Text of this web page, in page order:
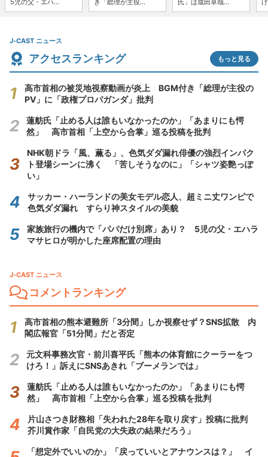
5児の父・エハ...
き「総理が主役...
氏」は成田卓哉...
J-CAST ニュース
アクセスランキング もっと見る
高市首相の被災地視察動画が炎上 BGM付き「総理が主役の
PV」に「政権プロパガンダ」批判
蓮舫氏「止める人は誰もいなかったのか」「あまりにも愕
然」 高市首相「上空から合掌」巡る投稿を批判
NHK朝ドラ「風、薫る」、色気ダダ漏れ俳優の強烈インパク
ト登場シーンに沸く 「苦しそうなのに」「シャツ姿艶っぽ
い」
サッカー・ハーランドの美女モデル恋人、超ミニ丈ワンピで
色気ダダ漏れ すらり神スタイルの美貌
家族旅行の機内で「パパだけ別席」あり？ 5児の父・エハラ
マサヒロが明かした座席配置の理由
J-CAST ニュース
コメントランキング
高市首相の熊本避難所「3分間」しか視察せず？SNS拡散 内
閣広報官「51分間」だと否定
元文科事務次官・前川喜平氏「熊本の体育館にクーラーをつ
けろ！」訴えにSNSあきれ「ブーメランでは」
蓮舫氏「止める人は誰もいなかったのか」「あまりにも愕
然」 高市首相「上空から合掌」巡る投稿を批判
片山さつき財務相「失われた28年を取り戻す」投稿に批判
芥川賞作家「自民党の大失政の結果だろう」
「想定外でいいのか」「戻っていいとアナウンスは？」 イ